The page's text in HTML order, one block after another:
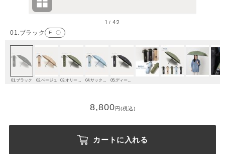
01.ブラック F: 〇
1 /42
01.ブラック 02.ベージュ
8,800円(税込)
カートに入れる